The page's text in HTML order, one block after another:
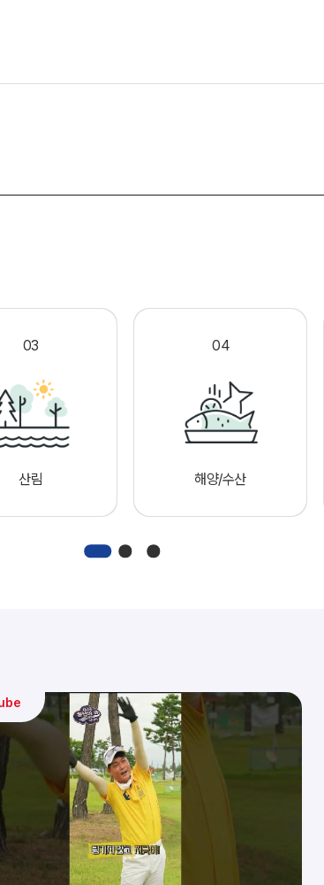
03
산림
04
해양/수산